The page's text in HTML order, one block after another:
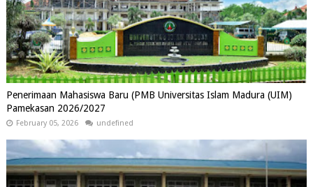
Penerimaan Mahasiswa Baru (PMB Universitas Islam Madura (UIM)
Pamekasan 2026/2027
February 05, 2026 undefined